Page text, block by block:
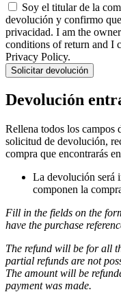
Soy el titular de la
devolución y confirmo
privacidad. I am the
conditions of return and I
Privacy Policy.
Solicitar devolución
Devolución
Rellena todos los campos
solicitud de devolución,
compra que encontrarás
La devolución será
componen la
Fill in the fields on the
have the purchase
The refund will be for all
partial refunds are not
The amount will be
payment was made.